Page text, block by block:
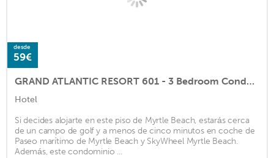
desde
59€
GRAND ATLANTIC RESORT 601 - 3 Bedroom Condo by RedAwning
Hotel
Si decides alojarte en este piso de Myrtle Beach, estarás cerca
de un campo de golf y a menos de cinco minutos en coche de
Paseo marítimo de Myrtle Beach y SkyWheel Myrtle Beach.
Además, este condominio ...